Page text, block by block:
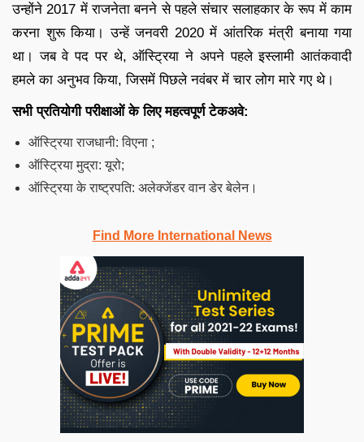
उन्होंने 2017 में राजनेता बनने से पहले संचार सलाहकार के रूप में काम
करना शुरू किया। उन्हें जनवरी 2020 में आंतरिक मंत्री बनाया गया
था। जब वे पद पर थे, ऑस्ट्रिया ने अपने पहले इस्लामी आतंकवादी
हमले का अनुभव किया, जिसमें पिछले नवंबर में चार लोग मारे गए थे।
सभी प्रतियोगी परीक्षाओं के लिए महत्वपूर्ण टेकअवे:
ऑस्ट्रिया राजधानी: विएना ;
ऑस्ट्रिया मुद्रा: यूरो;
ऑस्ट्रिया के राष्ट्रपति: अलेक्जेंडर वान डेर बेलेन।
Find More International News